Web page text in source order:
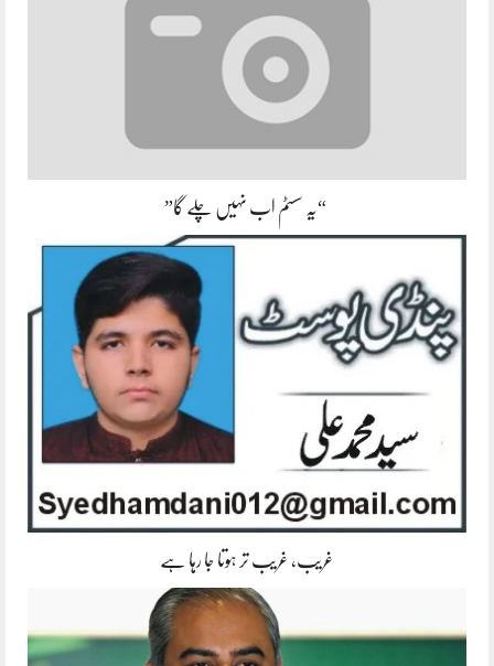
“یہ سسٹم اب نہیں چلے گا”
غریب، غریب تر ہوتا جا رہا ہے